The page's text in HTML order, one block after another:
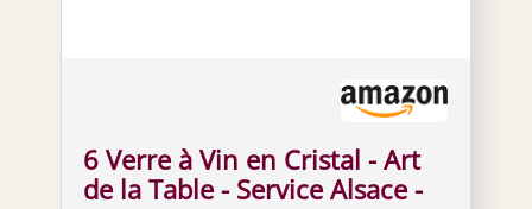
6 Verre à Vin en Cristal - Art
de la Table - Service Alsace -